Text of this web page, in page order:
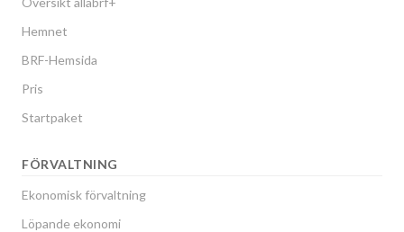
Hemnet
BRF-Hemsida
Pris
Startpaket
FÖRVALTNING
Ekonomisk förvaltning
Löpande ekonomi